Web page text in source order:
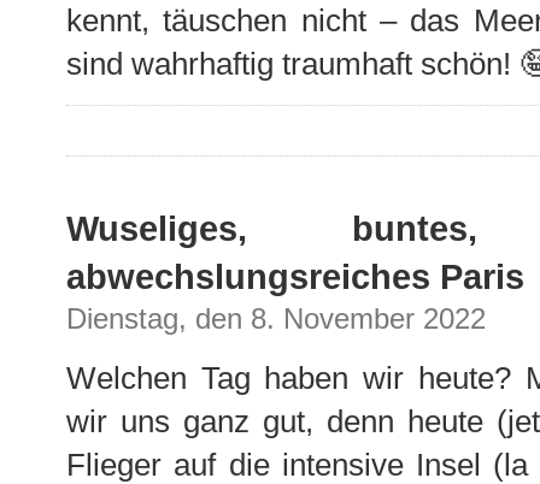
kennt, täuschen nicht – das
sind wahrhaftig traumhaft schön!
Wuseliges,
abwechslungsreiches Paris
Dienstag, den 8. November 2022
Welchen Tag haben wir heute?
wir uns ganz gut, denn heute
Flieger auf die intensive Insel